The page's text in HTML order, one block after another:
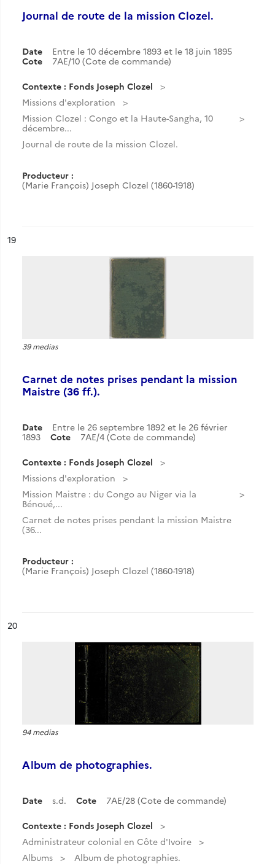
Journal de route de la mission Clozel.
Date
Entre le 10 décembre 1893 et le 18 juin 1895
Cote
7AE/10 (Cote de commande)
Contexte : Fonds Joseph Clozel
Missions d'exploration
Mission Clozel : Congo et la Haute-Sangha, 10
décembre...
Journal de route de la mission Clozel.
Producteur :
(Marie François) Joseph Clozel (1860-1918)
n°
19
39 medias
Carnet de notes prises pendant la mission
Maistre (36 ff.).
Date
Entre le 26 septembre 1892 et le 26 février
1893
Cote 7AE/4 (Cote de commande)
Contexte : Fonds Joseph Clozel
Missions d'exploration
Mission Maistre : du Congo au Niger via la
Bénoué,...
Carnet de notes prises pendant la mission Maistre
(36...
Producteur :
(Marie François) Joseph Clozel (1860-1918)
n°
20
94 medias
Album de photographies.
Date s.d. Cote 7AE/28 (Cote de commande)
Contexte : Fonds Joseph Clozel
Administrateur colonial en Côte d'Ivoire
Albums
Album de photographies.